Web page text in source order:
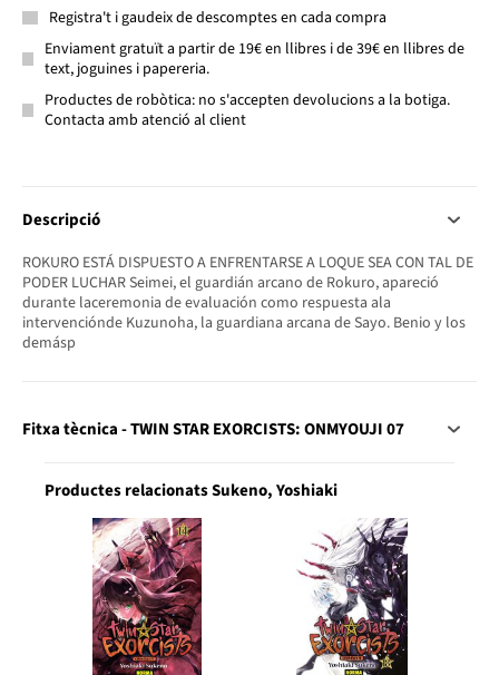
Registra't i gaudeix de descomptes en cada compra
Enviament gratuït a partir de 19€ en llibres i de 39€ en llibres de
text, joguines i papereria.
Productes de robòtica: no s'accepten devolucions a la botiga.
Contacta amb atenció al client
Descripció
ROKURO ESTÁ DISPUESTO A ENFRENTARSE A LOQUE SEA CON TAL DE
PODER LUCHAR Seimei, el guardián arcano de Rokuro, apareció
durante laceremonia de evaluación como respuesta ala
intervenciónde Kuzunoha, la guardiana arcana de Sayo. Benio y los
demásp
Fitxa tècnica - TWIN STAR EXORCISTS: ONMYOUJI 07
Productes relacionats Sukeno, Yoshiaki